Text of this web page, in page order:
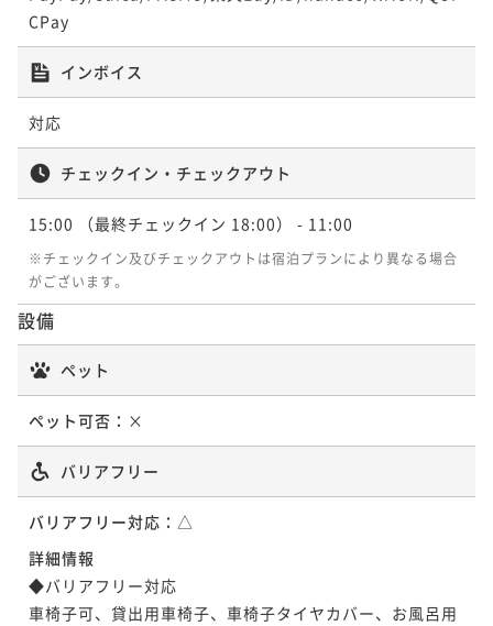
CPay
インボイス
対応
チェックイン・チェックアウト
15:00 （最終チェックイン 18:00） - 11:00
※チェックイン及びチェックアウトは宿泊プランにより異なる場合
がございます。
設備
ペット
ペット可否： ×
バリアフリー
バリアフリー対応： △
詳細情報
◆バリアフリー対応
車椅子可、貸出用車椅子、車椅子タイヤカバー、お風呂用